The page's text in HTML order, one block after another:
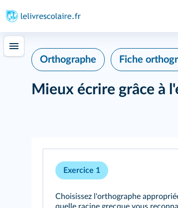
Orthographe Fiche
Mieux écrire grâce à
Exercice 1
Choisissez l'orthographe